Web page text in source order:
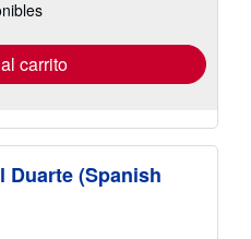
carrito
Duarte (Spanish